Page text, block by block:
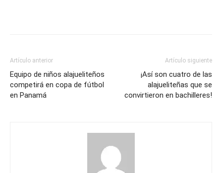
Artículo anterior
Equipo de niños alajueliteños
competirá en copa de fútbol
en Panamá
Artículo siguiente
¡Así son cuatro de las
alajueliteñas que se
convirtieron en bachilleres!